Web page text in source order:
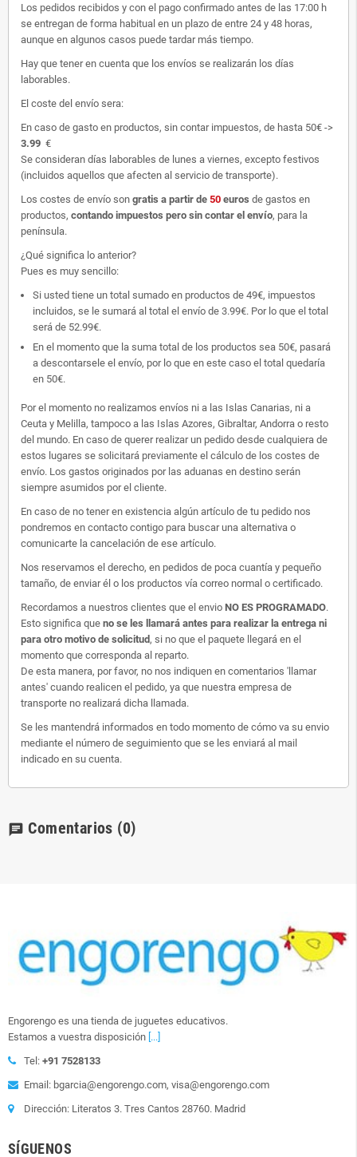
Los pedidos recibidos y con el pago confirmado antes de las 17:00 h
se entregan de forma habitual en un plazo de entre 24 y 48 horas,
aunque en algunos casos puede tardar más tiempo.
Hay que tener en cuenta que los envíos se realizarán los días
laborables.
El coste del envío sera:
En caso de gasto en productos, sin contar impuestos, de hasta 50€ ->
3.99 €
Se consideran días laborables de lunes a viernes, excepto festivos
(incluidos aquellos que afecten al servicio de transporte).
Los costes de envío son gratis a partir de 50 euros de gastos en
productos, contando impuestos pero sin contar el envío, para la
península.
¿Qué significa lo anterior?
Pues es muy sencillo:
Si usted tiene un total sumado en productos de 49€, impuestos
incluidos, se le sumará al total el envío de 3.99€. Por lo que el total
será de 52.99€.
En el momento que la suma total de los productos sea 50€, pasará
a descontarsele el envío, por lo que en este caso el total quedaría
en 50€.
Por el momento no realizamos envíos ni a las Islas Canarias, ni a
Ceuta y Melilla, tampoco a las Islas Azores, Gibraltar, Andorra o resto
del mundo. En caso de querer realizar un pedido desde cualquiera de
estos lugares se solicitará previamente el cálculo de los costes de
envío. Los gastos originados por las aduanas en destino serán
siempre asumidos por el cliente.
En caso de no tener en existencia algún artículo de tu pedido nos
pondremos en contacto contigo para buscar una alternativa o
comunicarte la cancelación de ese artículo.
Nos reservamos el derecho, en pedidos de poca cuantía y pequeño
tamaño, de enviar él o los productos vía correo normal o certificado.
Recordamos a nuestros clientes que el envio NO ES PROGRAMADO.
Esto significa que no se les llamará antes para realizar la entrega ni
para otro motivo de solicitud, si no que el paquete llegará en el
momento que corresponda al reparto.
De esta manera, por favor, no nos indiquen en comentarios 'llamar
antes' cuando realicen el pedido, ya que nuestra empresa de
transporte no realizará dicha llamada.
Se les mantendrá informados en todo momento de cómo va su envio
mediante el número de seguimiento que se les enviará al mail
indicado en su cuenta.
chat Comentarios (0)
Engorengo es una tienda de juguetes educativos.
Estamos a vuestra disposición [...]
Tel: +91 7528133
Email: bgarcia@engorengo.com, visa@engorengo.com
Dirección: Literatos 3. Tres Cantos 28760. Madrid
SÍGUENOS